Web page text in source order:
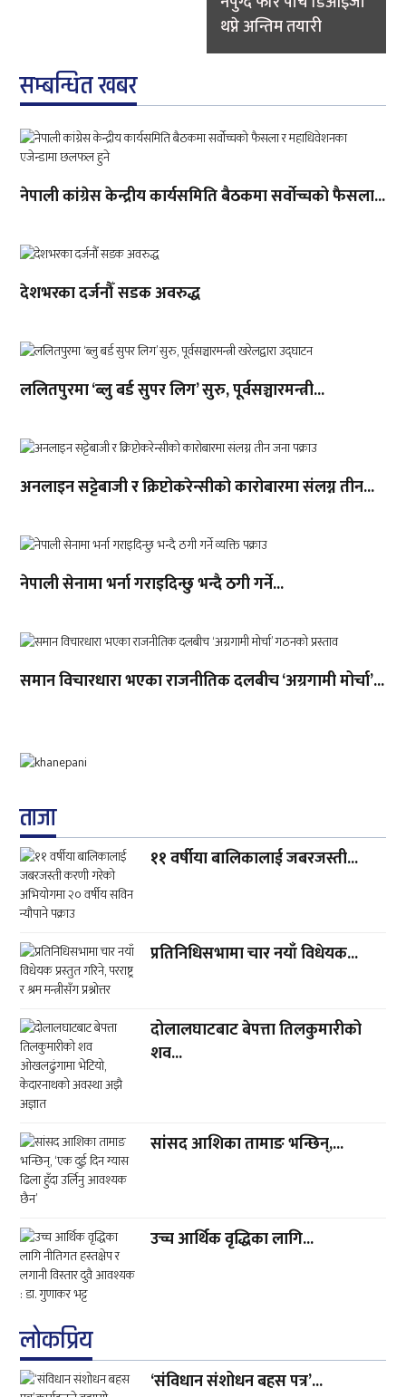
थप्ने अन्तिम तयारी
सम्बन्धित खबर
नेपाली कांग्रेस केन्द्रीय कार्यसमिति बैठकमा सर्वोच्चको फैसला...
देशभरका दर्जनौँ सडक अवरुद्ध
ललितपुरमा ‘ब्लु बर्ड सुपर लिग’ सुरु, पूर्वसञ्चारमन्त्री...
अनलाइन सट्टेबाजी र क्रिप्टोकरेन्सीको कारोबारमा संलग्न तीन...
नेपाली सेनामा भर्ना गराइदिन्छु भन्दै ठगी गर्ने...
समान विचारधारा भएका राजनीतिक दलबीच ‘अग्रगामी मोर्चा’...
ताजा
११ वर्षीया बालिकालाई जबरजस्ती...
प्रतिनिधिसभामा चार नयाँ विधेयक...
दोलालघाटबाट बेपत्ता तिलकुमारीको
शव...
सांसद आशिका तामाङ भन्छिन्,...
उच्च आर्थिक वृद्धिका लागि...
लाेकप्रिय
‘संविधान संशोधन बहस पत्र’...